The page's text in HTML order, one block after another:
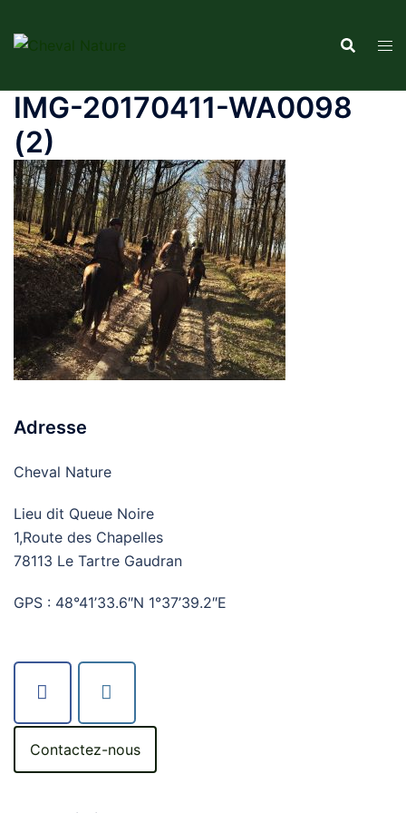
au
IMG-20170411-WA0098
(2)
Adresse
Cheval Nature
Lieu dit Queue Noire
1,Route des Chapelles
78113 Le Tartre Gaudran
GPS : 48°41’33.6″N 1°37’39.2″E
Contactez-nous